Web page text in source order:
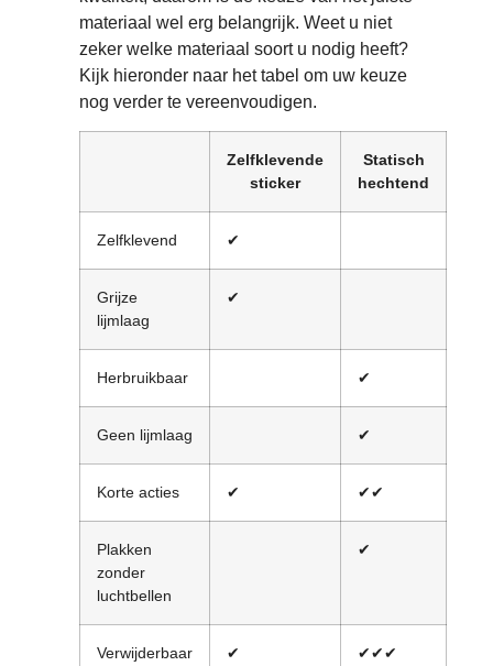
materiaal wel erg belangrijk. Weet u niet
zeker welke materiaal soort u nodig heeft?
Kijk hieronder naar het tabel om uw keuze
nog verder te vereenvoudigen.
Zelfklevende
sticker
Statisch
hechtend
Zelfklevend ✔
Grijze
lijmlaag
✔
Herbruikbaar ✔
Geen lijmlaag ✔
Korte acties ✔ ✔✔
Plakken
zonder
luchtbellen
✔
Verwijderbaar
✔ ✔✔✔